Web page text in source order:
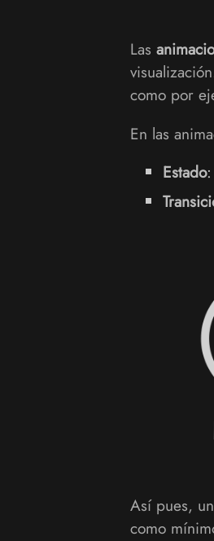
Las
como por
En las
Estado
Así pues,
como